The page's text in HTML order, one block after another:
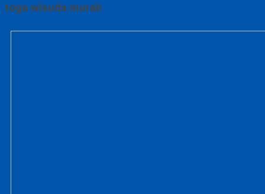
toga wisuda murah